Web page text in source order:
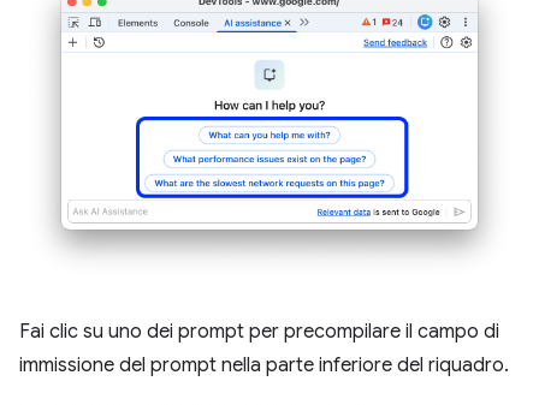
Fai clic su uno dei prompt per precompilare il campo di
immissione del prompt nella parte inferiore del riquadro.